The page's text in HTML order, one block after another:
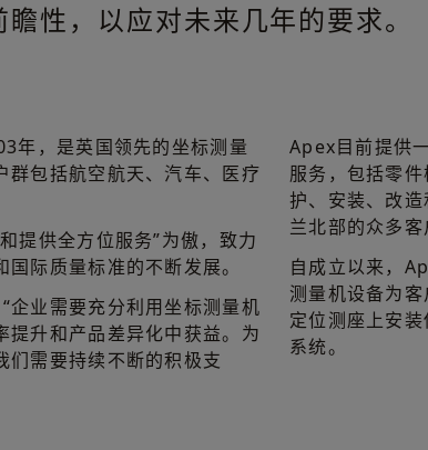
性，以应对未来几年的要求。
，是英国领先的坐标测量
群包括航空航天、汽车、医疗
提供全方位服务”为傲，致力
际质量标准的不断发展。
业需要充分利用坐标测量机
提升和产品差异化中获益。为
们需要持续不断的积极支
Apex目前提供
服务，包括零
护、安装、改
兰北部的众多客
自成立以来，
测量机设备为
定位测座上安
系统。